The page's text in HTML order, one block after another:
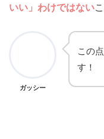
いい」わけではない
ガッシー
この
す！